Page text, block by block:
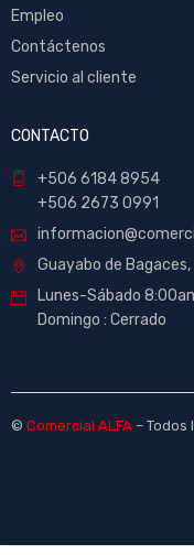
Empleo
Contáctenos
Servicio al cliente
CONTACTO
+506 6184 8954
+506 2673 0991
Guayabo de
Lunes-Sábado
Domingo : Cerrado
© Comercial ALFA –